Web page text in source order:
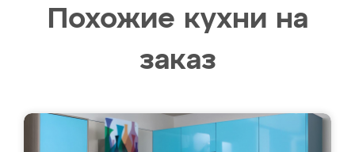
Похожие кухни на
заказ